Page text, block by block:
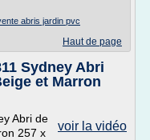
abris jardin pvc
Haut de page
Sydney Abri
et Marron
voir la vidéo
Abri de
257 x